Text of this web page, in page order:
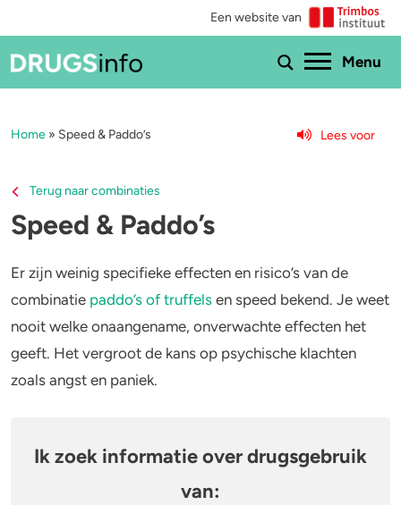
Een website van
Menu
Menu
XTC / MDMA
Cocaïne
Speed
3-MMC
Aantoonbaarheid
Zwangerschap
Drugs & de wet
Combinaties & medicijnen
Feiten over verslaving
Home » Speed & Paddo’s Lees voor
Terug naar combinaties
Speed & Paddo’s
Er zijn weinig specifieke effecten en risico’s van de
combinatie paddo’s of truffels en speed bekend. Je weet
nooit welke onaangename, onverwachte effecten het
geeft. Het vergroot de kans op psychische klachten
zoals angst en paniek.
Ik zoek informatie over drugsgebruik
van: